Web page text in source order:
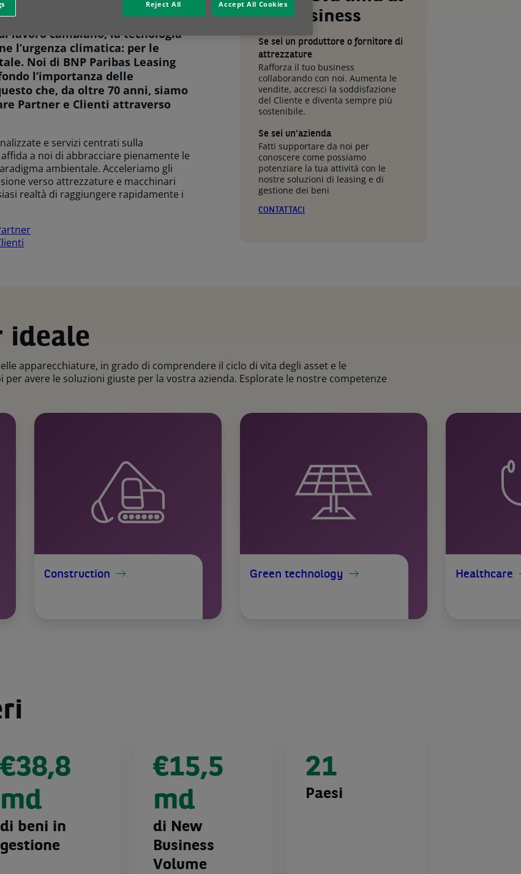
lavoro cambiano, la tecnologia
l’urgenza climatica: per le
Noi di BNP Paribas Leasing
l’importanza delle
che, da oltre 70 anni, siamo
Partner e Clienti attraverso
e servizi centrati sulla
a noi di abbracciare pienamente le
ambientale. Acceleriamo gli
verso attrezzature e macchinari
realtà di raggiungere rapidamente i
tuo business
Se sei un produttore o fornitore di
attrezzature
Rafforza il tuo business
collaborando con noi. Aumenta le
vendite, accresci la soddisfazione
del Cliente e diventa sempre più
sostenibile.
Se sei un’azienda
Fatti supportare da noi per
conoscere come possiamo
potenziare la tua attività con le
nostre soluzioni di leasing e di
gestione dei beni
CONTATTACI
ideale
apparecchiature, in grado di comprendere il ciclo di vita degli asset e le
avere le soluzioni giuste per la vostra azienda. Esplorate le nostre competenze
Construction Green technology Healthcare
€38,8
md
di beni in
gestione
€15,5
md
di New
Business
Volume
21
Paesi
Reject All Accept All Cookies